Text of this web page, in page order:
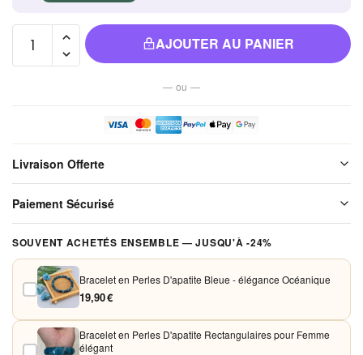
quantité de
Bracelet
Ethnique
AJOUTER AU PANIER
— ou —
Livraison Offerte
soigneusement emballé avant expédition. Aucun frais de port, jamais.
Paiement Sécurisé
acceptons Visa, Mastercard, PayPal et Apple Pay. Aucune donnée
bancaire n'est conservée sur nos serveurs.
SOUVENT ACHETÉS ENSEMBLE — JUSQU'À -24%
Bracelet en Perles D'apatite Bleue - élégance Océanique
19,90 €
Bracelet en Perles D'apatite Rectangulaires pour Femme
élégant